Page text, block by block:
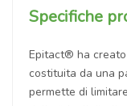
Specifiche
Epitact® ha creato
costituita da una
permette di